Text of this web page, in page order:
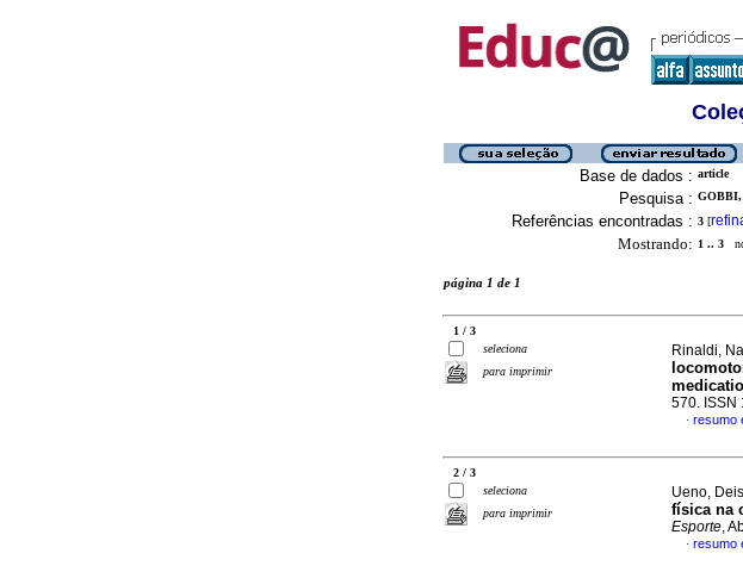
Base de dados : article
Pesquisa :
Referências encontradas : 3 [
Mostrando: 1 .. 3
página 1 de 1
1 / 3
seleciona
para imprimir
Rinaldi,
570. ISSN
· resumo
2 / 3
seleciona
para imprimir
Ueno,
física na
Esporte,
· resumo